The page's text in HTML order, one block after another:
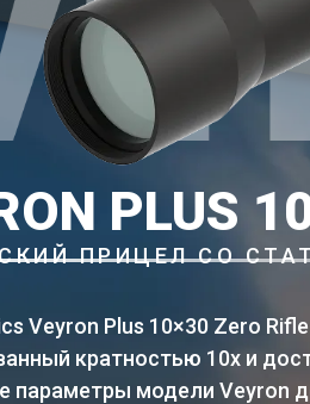
PLUS
ПРИЦЕЛ СО
Veyron Plus 10×30 Zero
кратностью 10х и
параметры модели Veyron